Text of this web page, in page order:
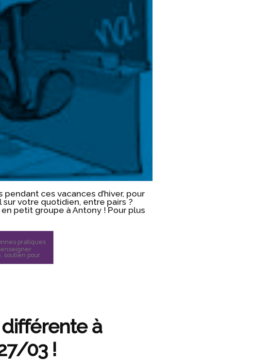
ces vacances d’hiver, pour
votre quotidien, entre pairs ?
petit groupe à Antony ! Pour plus
pratiques
enseigner
, soutien pour
différente à
03 !